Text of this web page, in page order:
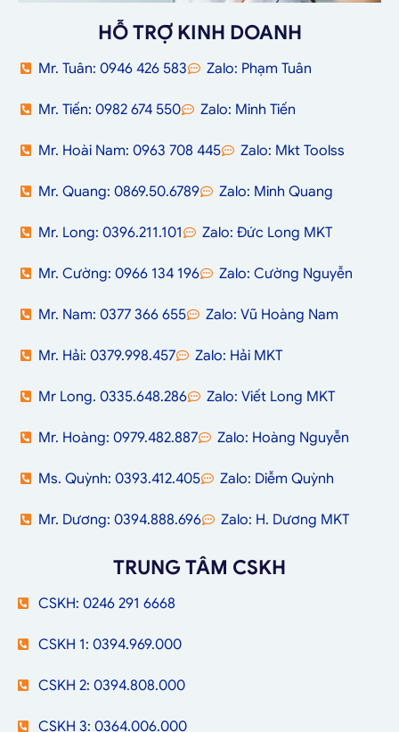
HỖ TRỢ KINH DOANH
Mr. Tuân: 0946 426 583 Zalo: Phạm Tuân
Mr. Tiến: 0982 674 550 Zalo: Minh Tiến
Mr. Hoài Nam: 0963 708 445 Zalo: Mkt Toolss
Mr. Quang: 0869.50.6789 Zalo: Minh Quang
Mr. Long: 0396.211.101 Zalo: Đức Long MKT
Mr. Cường: 0966 134 196 Zalo: Cường Nguyễn
Mr. Nam: 0377 366 655 Zalo: Vũ Hoàng Nam
Mr. Hải: 0379.998.457 Zalo: Hải MKT
Mr Long. 0335.648.286 Zalo: Viết Long MKT
Mr. Hoàng: 0979.482.887 Zalo: Hoàng Nguyễn
Ms. Quỳnh: 0393.412.405 Zalo: Diễm Quỳnh
Mr. Dương: 0394.888.696 Zalo: H. Dương MKT
TRUNG TÂM CSKH
CSKH: 0246 291 6668
CSKH 1: 0394.969.000
CSKH 2: 0394.808.000
CSKH 3: 0364.006.000